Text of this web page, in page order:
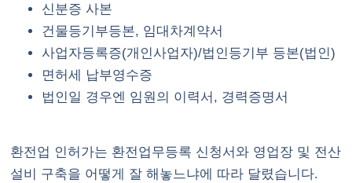
신분증 사본
건물등기부등본, 임대차계약서
사업자등록증(개인사업자)/법인등기부 등본(법인)
면허세 납부영수증
법인일 경우엔 임원의 이력서, 경력증명서
환전업 인허가는 환전업무등록 신청서와 영업장 및 전산
설비 구축을 어떻게 잘 해놓느냐에 따라 달렸습니다.